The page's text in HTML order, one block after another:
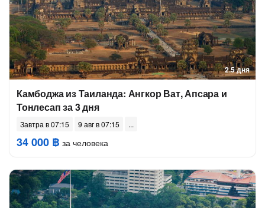
2.5 дня
Камбоджа из Таиланда: Ангкор Ват, Апсара и
Тонлесап за 3 дня
Завтра в 07:15 9 авг в 07:15
34 000 ฿ за человека